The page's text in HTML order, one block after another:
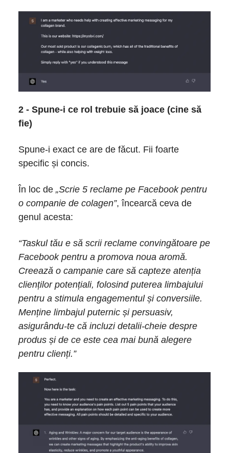
2 - Spune-i ce rol trebuie să joace (cine să
fie)
Spune-i exact ce are de făcut. Fii foarte
specific și concis.
În loc de „Scrie 5 reclame pe Facebook pentru
o companie de colagen”, încearcă ceva de
genul acesta:
“Taskul tău e să scrii reclame convingătoare pe
Facebook pentru a promova noua aromă.
Creează o campanie care să capteze atenția
clienților potențiali, folosind puterea limbajului
pentru a stimula engagementul și conversiile.
Menține limbajul puternic și persuasiv,
asigurându-te că incluzi detalii-cheie despre
produs și de ce este cea mai bună alegere
pentru clienți.”